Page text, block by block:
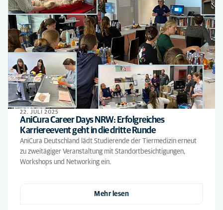
22. JULI 2025
AniCura Career Days NRW: Erfolgreiches
Karriereevent geht in die dritte Runde
AniCura Deutschland lädt Studierende der Tiermedizin erneut
zu zweitägiger Veranstaltung mit Standortbesichtigungen,
Workshops und Networking ein.
Mehr lesen